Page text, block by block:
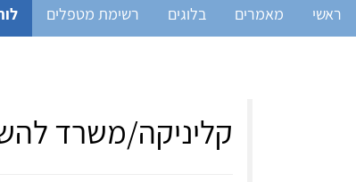
ראשי מאמרים בלוגים רשימת מטפלים
קליניקה/משרד